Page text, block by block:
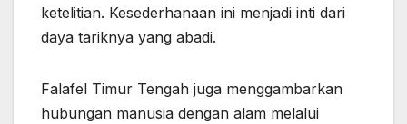
ketelitian. Kesederhanaan ini menjadi inti dari
daya tariknya yang abadi.
Falafel Timur Tengah juga menggambarkan
hubungan manusia dengan alam melalui